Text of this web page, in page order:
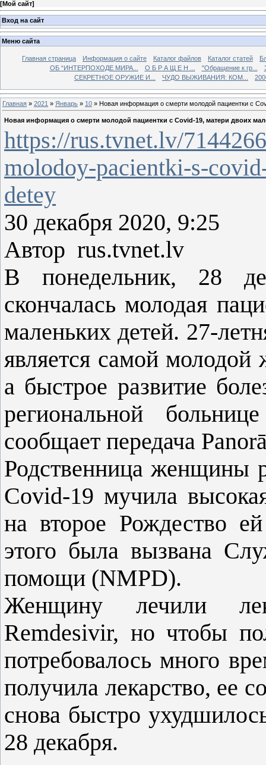
[Мой сайт]
Вход на сайт
Меню сайта
Главная страница Информация о сайте Каталог файлов Каталог статей
ОБ “ИНТЕРПОХОДЕ МИРА...
О Б Р А Щ Е Н ... "Обращение к гр...
СЕКРЕТНОЕ ОРУЖИЕ И...
ЧУДО ВЫЖИВАНИЯ: КОМ...
Главная » 2021 » Январь » 10 » Новая информация о смерти молодой пациентки с
Новая информация о смерти молодой пациентки с Covid-19, матери двоих
https://rus.tvnet.lv/
molodoy-pacientki-s-
detey
30 декабря 2020, 9:25
Автор rus.tvnet.lv
В понедельник, 28
скончалась молодая
маленьких детей. 27-
является самой молодой
а быстрое развитие
региональной
сообщает передача
Родственница женщины
Covid-19 мучила
на второе Рождество
этого была вызвана
помощи (NMPD).
Женщину лечили
Remdesivir, но чтобы
потребовалось много
получила лекарство, ее
снова быстро
28 декабря.